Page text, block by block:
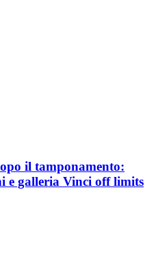
il tamponamento:
e galleria Vinci off limits